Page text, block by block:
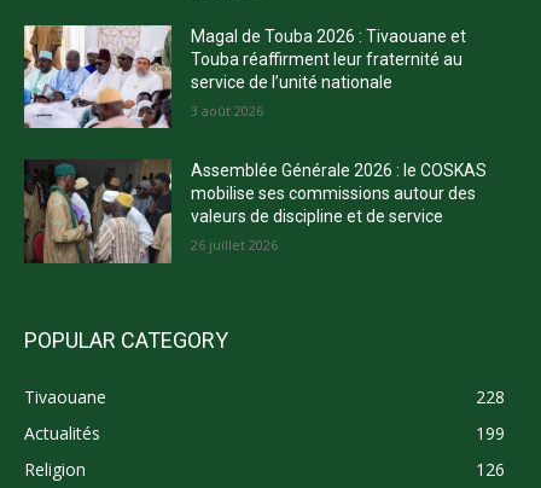
Magal de Touba 2026 : Tivaouane et
Touba réaffirment leur fraternité au
service de l’unité nationale
3 août 2026
Assemblée Générale 2026 : le COSKAS
mobilise ses commissions autour des
valeurs de discipline et de service
26 juillet 2026
POPULAR CATEGORY
Tivaouane
228
Actualités
199
Religion
126